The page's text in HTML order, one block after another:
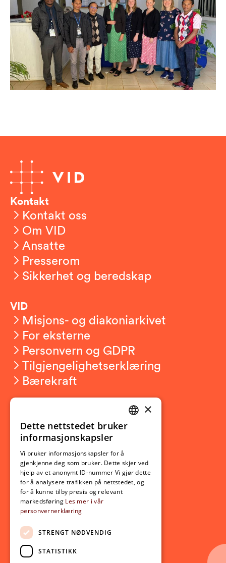
Kontakt
Kontakt oss
Om VID
Ansatte
Presserom
Sikkerhet og beredskap
VID
Misjons- og diakoniarkivet
For eksterne
Personvern og GDPR
Tilgjengelighetserklæring
Bærekraft
Ny student
Utveksling
Opptak
Lov- og regelverk
Aktuelt
Nyheter
Arrangementer
Nyhetsbrev
Ledige stillinger
NORWEGIAN
×
Dette nettstedet bruker
informasjonskapsler
Vi bruker informasjonskapsler for å
gjenkjenne deg som bruker. Dette skjer ved
hjelp av et anonymt ID-nummer Vi gjør dette
for å analysere trafikken på nettstedet, og
for å kunne tilby presis og relevant
markedsføring Les mer i vår
personvernerklæring
STRENGT NØDVENDIG
STATISTIKK